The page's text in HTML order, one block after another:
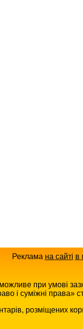
Реклама на сайті в
при умові
і суміжні права»
розміщених